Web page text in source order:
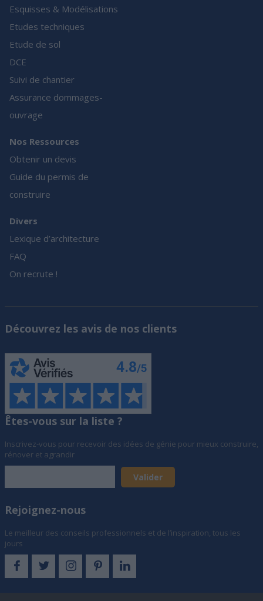
Esquisses & Modélisations
Etudes techniques
Etude de sol
DCE
Suivi de chantier
Assurance dommages-
ouvrage
Nos Ressources
Obtenir un devis
Guide du permis de
construire
Divers
Lexique d’architecture
FAQ
On recrute !
Découvrez les avis de nos clients
Êtes-vous sur la liste ?
Inscrivez-vous pour recevoir des idées de génie pour mieux construire,
rénover et agrandir
Rejoignez-nous
Le meilleur des conseils professionnels et de l’inspiration, tous les
jours